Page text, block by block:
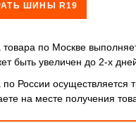
ШИНЫ R19
товара по Москве
быть увеличен до 2-х
по России
на месте получения